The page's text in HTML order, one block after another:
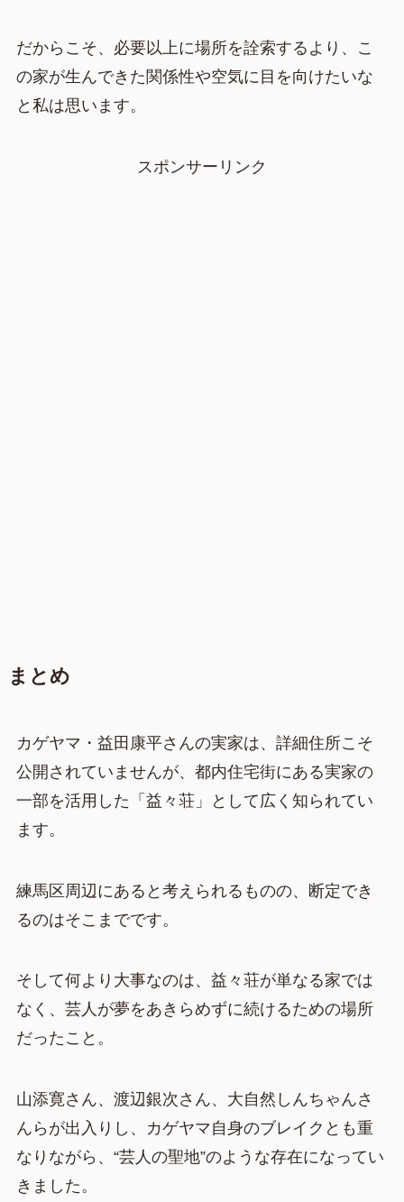
だからこそ、必要以上に場所を詮索するより、こ
の家が生んできた関係性や空気に目を向けたいな
と私は思います。
スポンサーリンク
まとめ
カゲヤマ・益田康平さんの実家は、詳細住所こそ
公開されていませんが、都内住宅街にある実家の
一部を活用した「益々荘」として広く知られてい
ます。
練馬区周辺にあると考えられるものの、断定でき
るのはそこまでです。
そして何より大事なのは、益々荘が単なる家では
なく、芸人が夢をあきらめずに続けるための場所
だったこと。
山添寛さん、渡辺銀次さん、大自然しんちゃんさ
んらが出入りし、カゲヤマ自身のブレイクとも重
なりながら、“芸人の聖地”のような存在になってい
きました。